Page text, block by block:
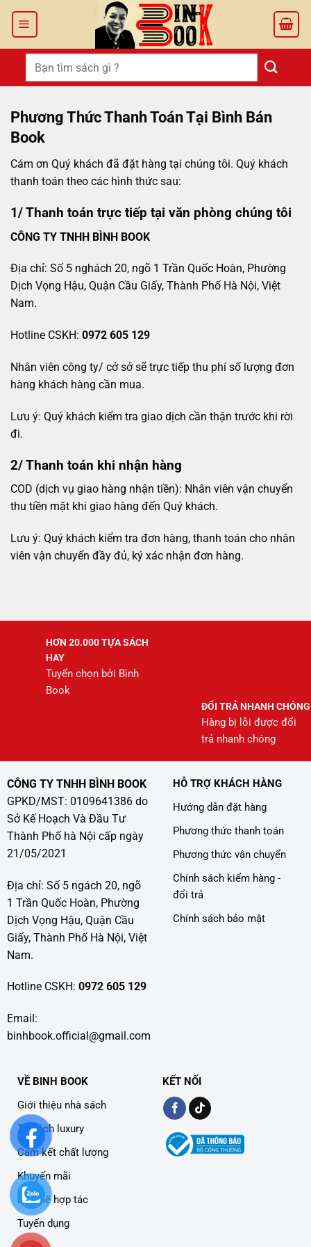
Tìm
kiếm:
Phương Thức Thanh Toán Tại Bình Bán
Book
Cám ơn Quý khách đã đặt hàng tại chúng tôi. Quý khách
thanh toán theo các hình thức sau:
1/ Thanh toán trực tiếp tại văn phòng chúng tôi
CÔNG TY TNHH BÌNH BOOK
Địa chỉ: Số 5 nghách 20, ngõ 1 Trần Quốc Hoàn, Phường
Dịch Vọng Hậu, Quận Cầu Giấy, Thành Phố Hà Nội, Việt
Nam.
Hotline CSKH: 0972 605 129
Nhân viên công ty/ cở sở sẽ trực tiếp thu phí số lượng đơn
hàng khách hàng cần mua.
Lưu ý: Quý khách kiểm tra giao dịch cần thận trước khi rời
đi.
2/ Thanh toán khi nhận hàng
COD (dịch vụ giao hàng nhận tiền): Nhân viên vận chuyển
thu tiền mặt khi giao hàng đến Quý khách.
Lưu ý: Quý khách kiểm tra đơn hàng, thanh toán cho nhân
viên vận chuyển đầy đủ, ký xác nhận đơn hàng.
HƠN 20.000 TỰA SÁCH
HAY
Tuyển chọn bởi Bình
Book
ĐỔI TRẢ NHANH CHÓNG
Hàng bị lỗi được đổi
trả nhanh chóng
CÔNG TY TNHH BÌNH BOOK
GPKD/MST: 0109641386 do
Sở Kế Hoạch Và Đầu Tư
Thành Phố hà Nội cấp ngày
21/05/2021
Địa chỉ: Số 5 ngách 20, ngõ
1 Trần Quốc Hoàn, Phường
Dịch Vọng Hậu, Quận Cầu
Giấy, Thành Phố Hà Nội, Việt
Nam.
Hotline CSKH: 0972 605 129
Email:
binhbook.official@gmail.com
HỖ TRỢ KHÁCH HÀNG
Hướng dẫn đặt hàng
Phương thức thanh toán
Phương thức vận chuyển
Chính sách kiểm hàng -
đổi trả
Chính sách bảo mật
VỀ BINH BOOK
Giới thiệu nhà sách
Tủ sách luxury
Cam kết chất lượng
Khuyến mãi
Liên hệ hợp tác
Tuyển dụng
KẾT NỐI